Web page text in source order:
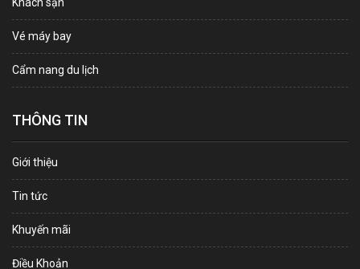
Vé máy bay
Cẩm nang du lịch
THÔNG TIN
Giới thiệu
Tin tức
Khuyến mãi
Điều Khoản